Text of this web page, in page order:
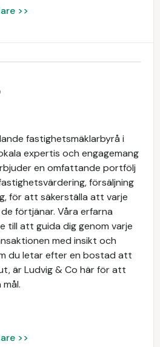
>>
fastighetsmäklarbyrå i
expertis och engagemang
en omfattande portfölj
försäljning
för att säkerställa att varje
förtjänar. Våra erfarna
till att guida dig genom varje
med insikt och
du letar efter en bostad att
är Ludvig & Co här för att
>>